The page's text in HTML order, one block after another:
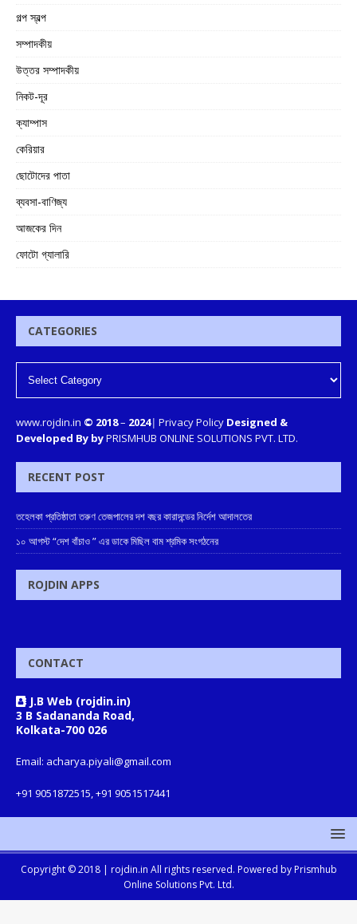
গল্প স্বল্প
সম্পাদকীয়
উত্তর সম্পাদকীয়
নিকট-দূর
ক্যাম্পাস
কেরিয়ার
ছোটোদের পাতা
ব্যবসা-বাণিজ্য
আজকের দিন
ফোটো গ্যালারি
CATEGORIES
www.rojdin.in © 2018– 2024| Privacy Policy Designed &
Developed By byPRISMHUB ONLINE SOLUTIONS PVT. LTD.
RECENT POST
তহেলকা প্রতিষ্ঠাতা তরুণ তেজপালের দশ বছর কারাদন্ডের নির্দেশ আদালতের
১০ আগস্ট “দেশ বাঁচাও ” এর ডাকে মিছিল বাম শ্রমিক সংগঠনের
ROJDIN APPS
CONTACT
J.B Web (rojdin.in)
3 B Sadananda Road,
Kolkata-700 026
Email: acharya.piyali@gmail.com
+91 9051872515, +91 9051517441
Copyright © 2018 | rojdin.in All rights reserved. Powered by Prismhub
Online Solutions Pvt. Ltd.